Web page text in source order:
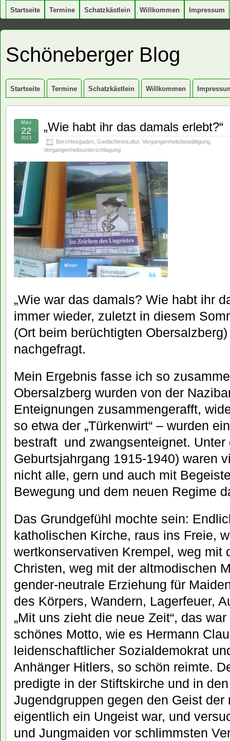
Startseite Termine Schatzkästlein Willkommen Impressum
Schöneberger Blog
Startseite Termine Schatzkästlein Willkommen
„Wie habt ihr das damals erlebt?“
Berchtesgaden Gedächtniskultur, Vergangenheitsbewältigung
Vergangenheitsunterschlagung
März
22
2013
„Wie war das damals? Wie habt ihr
immer wieder, zuletzt in diesem
(Ort beim berüchtigten
nachgefragt.
Mein Ergebnis fasse ich so
Obersalzberg wurden von der
Enteignungen zusammengerafft,
so etwa der „Türkenwirt“ – wurden
bestraft und zwangsenteignet. Unter
Geburtsjahrgang 1915-1940) waren
nicht alle, gern und auch mit
Bewegung und dem neuen Regime
Das Grundgefühl mochte sein:
katholischen Kirche, raus ins Freie,
wertkonservativen Krempel, weg mit
Christen, weg mit der altmodischen
gender-neutrale Erziehung für
des Körpers, Wandern, Lagerfeuer,
„Mit uns zieht die neue Zeit“, das
schönes Motto, wie es Hermann
leidenschaftlicher Sozialdemokrat
Anhänger Hitlers, so schön reimte.
predigte in der Stiftskirche und in
Jugendgruppen gegen den Geist der
eigentlich ein Ungeist war, und
und Jungmaiden vor schlimmsten